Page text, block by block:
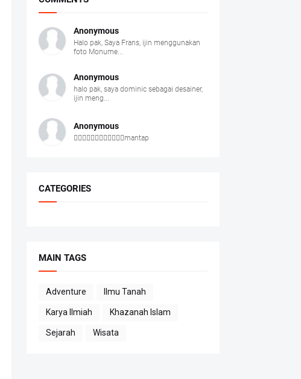
Anonymous
Halo pak, Saya Frans, ijin menggunakan
foto Monume...
Anonymous
halo pak, saya dominic sebagai desainer,
ijin meng...
Anonymous
👍🏻👍🏻👍🏻👍🏻👍🏻👍🏻mantap
CATEGORIES
MAIN TAGS
Adventure Ilmu Tanah
Karya Ilmiah Khazanah Islam
Sejarah Wisata